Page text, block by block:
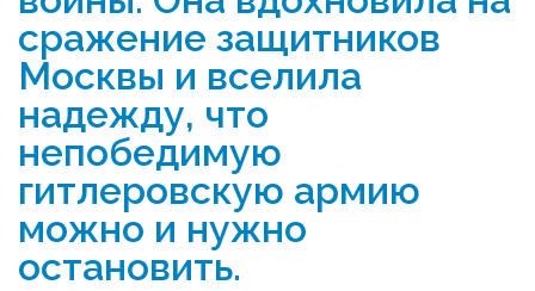
сражение защитников
Москвы и вселила
надежду, что
непобедимую
гитлеровскую армию
можно и нужно
остановить.